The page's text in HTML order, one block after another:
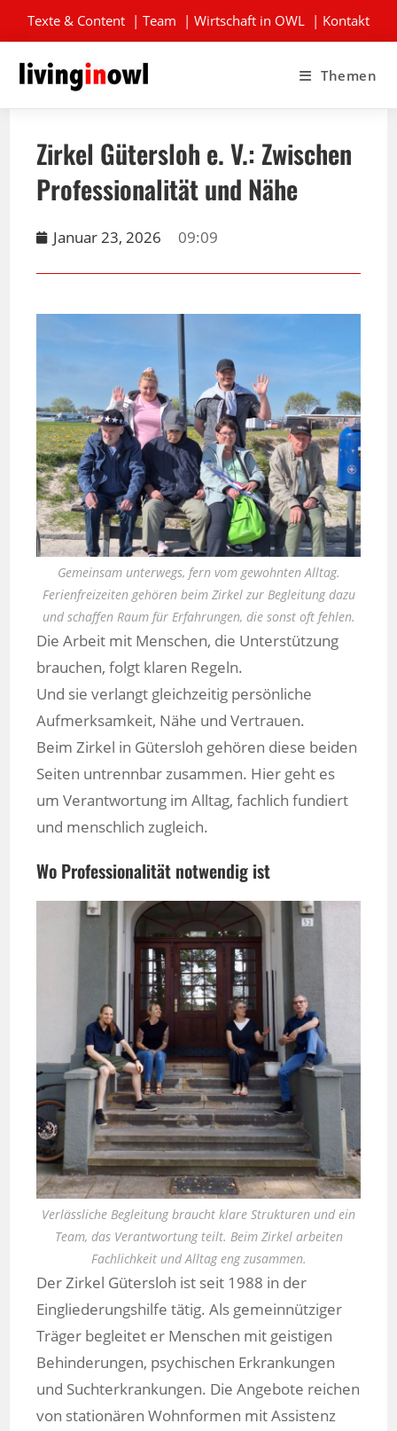
Texte & Content | Team | Wirtschaft in OWL | Kontakt
Themen
Zirkel Gütersloh e. V.: Zwischen
Professionalität und Nähe
Januar 23, 2026 09:09
Gemeinsam unterwegs, fern vom gewohnten Alltag.
Ferienfreizeiten gehören beim Zirkel zur Begleitung dazu
und schaffen Raum für Erfahrungen, die sonst oft fehlen.
Die Arbeit mit Menschen, die Unterstützung
brauchen, folgt klaren Regeln.
Und sie verlangt gleichzeitig persönliche
Aufmerksamkeit, Nähe und Vertrauen.
Beim Zirkel in Gütersloh gehören diese beiden
Seiten untrennbar zusammen. Hier geht es
um Verantwortung im Alltag, fachlich fundiert
und menschlich zugleich.
Wo Professionalität notwendig ist
Verlässliche Begleitung braucht klare Strukturen und ein
Team, das Verantwortung teilt. Beim Zirkel arbeiten
Fachlichkeit und Alltag eng zusammen.
Der Zirkel Gütersloh ist seit 1988 in der
Eingliederungshilfe tätig. Als gemeinnütziger
Träger begleitet er Menschen mit geistigen
Behinderungen, psychischen Erkrankungen
und Suchterkrankungen. Die Angebote reichen
von stationären Wohnformen mit Assistenz